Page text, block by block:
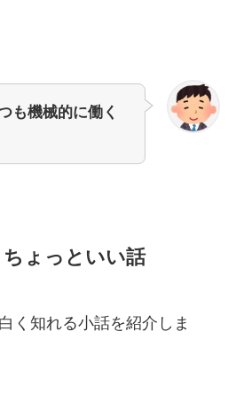
も機械的に働く
ょっといい話
く知れる小話を紹介しま